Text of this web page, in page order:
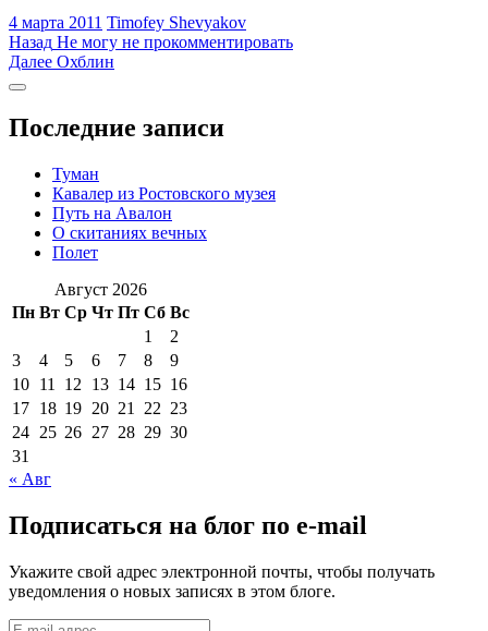
4 марта 2011 Timofey Shevyakov
Навигация
по
Назад Предыдущая
запись:
Не могу не прокомментировать
Далее Следующая
Охблин
Боковая
Последние записи
Туман
Кавалер из Ростовского музея
Путь на Авалон
О скитаниях вечных
Полет
Август 2026
Пн Вт Ср Чт Пт Сб Вс
1
2
3
4 5 6 7 8
9
10 11 12 13 14 15 16
17 18 19 20 21 22 23
24 25 26 27 28 29 30
31
« Авг
Подписаться на блог по e-mail
Укажите свой адрес электронной почты, чтобы получать
уведомления о новых записях в этом блоге.
E-